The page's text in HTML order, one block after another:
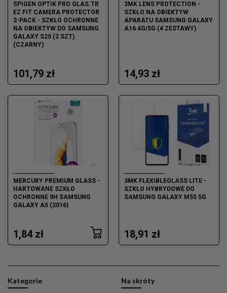
SPIGEN OPTIK PRO GLAS.TR
EZ FIT CAMERA PROTECTOR
2-PACK - SZKŁO OCHRONNE
NA OBIEKTYW DO SAMSUNG
GALAXY S25 (2 SZT)
(CZARNY)
101,79 zł
3MK LENS PROTECTION -
SZKŁO NA OBIEKTYW
APARATU SAMSUNG GALAXY
A16 4G/5G (4 ZESTAWY)
14,93 zł
MERCURY PREMIUM GLASS -
HARTOWANE SZKŁO
OCHRONNE 9H SAMSUNG
GALAXY A5 (2016)
1,84 zł
3MK FLEXIBLEGLASS LITE -
SZKŁO HYBRYDOWE DO
SAMSUNG GALAXY M55 5G
18,91 zł
Kategorie Na skróty